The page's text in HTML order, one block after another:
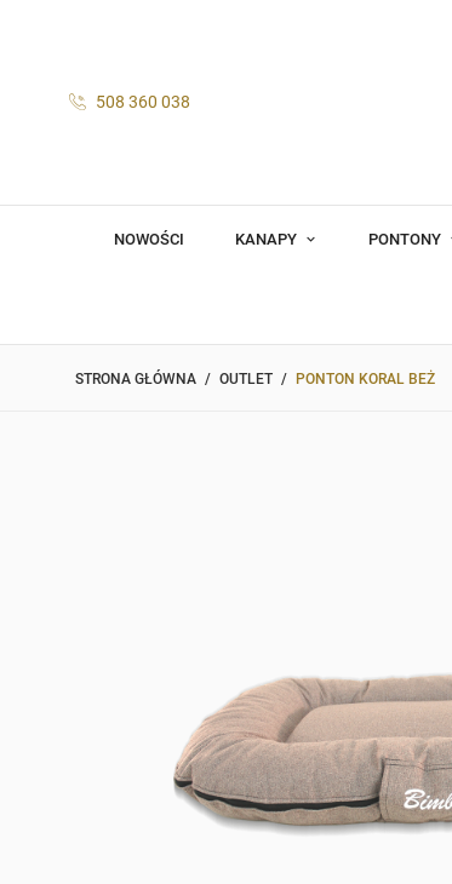
508 360 038
NOWOŚCI KANAPY PONTONY
STRONA GŁÓWNA OUTLET PONTON KORAL BEŻ